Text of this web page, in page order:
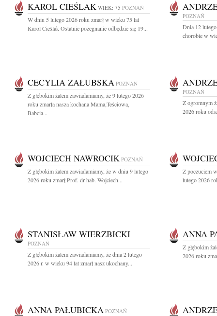
KAROL CIEŚLAK WIEK: 75 POZNAŃ
W dniu 5 lutego 2026 roku zmarł w wieku 75 lat
Karol Cieślak Ostatnie pożegnanie odbędzie się 19...
POZNAŃ
Dnia 12
chorobie w
CECYLIA ZAŁUBSKA POZNAŃ
Z głębokim żalem zawiadamiamy, że 9 lutego 2026
roku zmarła nasza kochana Mama,Teściowa,
Babcia...
POZNAŃ
Z ogromnym
2026 roku
WOJCIECH NAWROCIK POZNAŃ
Z głębokim żalem zawiadamiamy, że w dniu 9 lutego
2026 roku zmarł Prof. dr hab. Wojciech...
Z poczuciem
lutego 2026
STANISŁAW WIERZBICKI
POZNAŃ
Z głębokim żalem zawiadamiamy, że dnia 2 lutego
2026 r. w wieku 94 lat zmarł nasz ukochany...
ANNA
Z głębokim
2026 roku
ANNA PAŁUBICKA POZNAŃ